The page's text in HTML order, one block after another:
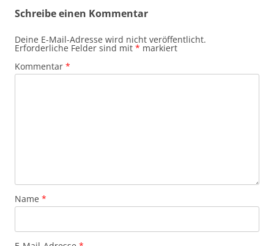
Schreibe einen Kommentar
Deine E-Mail-Adresse wird nicht veröffentlicht.
Erforderliche Felder sind mit * markiert
Kommentar *
Name *